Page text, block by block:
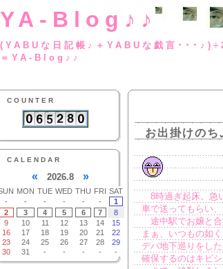
YA-Blog♪♪
(YABUな日記帳♪＋
＝YA-Blog♪♪
COUNTER
CALENDAR
« 2026.8 »
MON TUE WED THU FRI SAT
-
- - - - -
1
2
3 4 5 6 7
8
9
10 11 12 13 14
15
16
17 18 19 20 21
22
23
24 25 26 27 28
29
30
31 - - - - -
お出掛けのち
8時過ぎ起床。急
車で送ってもらい、
途中駅でお嬢と合
まぁ、いつもの如
デパ地下巡りをし
確保するのはキビ